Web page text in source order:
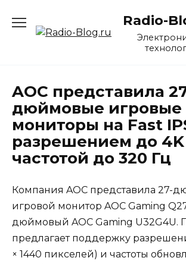
содержанию
Radio-
AOC представила
дюймовые игровые
мониторы на Fast
разрешением до
частотой до 320 Гц
Компания AOC представила 27-
игровой монитор AOC Gaming
дюймовый AOC Gaming U32G4U.
предлагает поддержку
× 1440 пикселей) и частоты